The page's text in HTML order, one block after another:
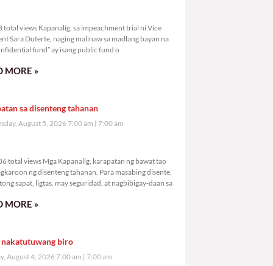
views Kapanalig, sa impeachment trial ni Vice
Sara Duterte, naging malinaw sa madlang bayan na
fund” ay isang public fund o
MORE »
sa disenteng tahanan
August 5, 2026 7:00 am 7:00 am
total views Mga Kapanalig, karapatan ng bawat tao
ng disenteng tahanan. Para masabing disente,
sapat, ligtas, may seguridad, at nagbibigay-daan sa
MORE »
biro
August 4, 2026 7:00 am 7:00 am